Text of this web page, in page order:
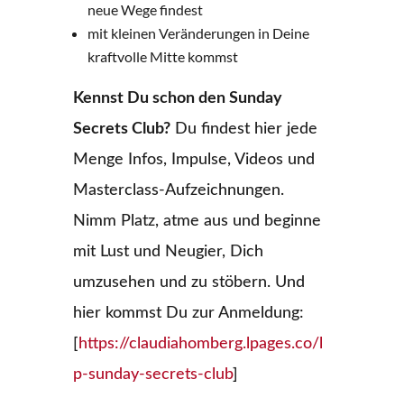
neue Wege findest
mit kleinen Veränderungen in Deine
kraftvolle Mitte kommst
Kennst Du schon den Sunday
Secrets Club?Du findest hier jede
Menge Infos, Impulse, Videos und
Masterclass-Aufzeichnungen.
Nimm Platz, atme aus und beginne
mit Lust und Neugier, Dich
umzusehen und zu stöbern. Und
hier kommst Du zur Anmeldung:
[ https://claudiahomberg.lpages.co/l
p-sunday-secrets-club]